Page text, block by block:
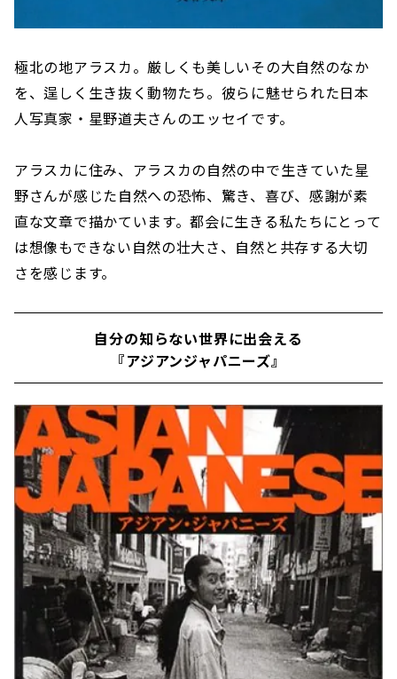
極北の地アラスカ。厳しくも美しいその大自然のなか
を、逞しく生き抜く動物たち。彼らに魅せられた日本
人写真家・星野道夫さんのエッセイです。
アラスカに住み、アラスカの自然の中で生きていた星
野さんが感じた自然への恐怖、驚き、喜び、感謝が素
直な文章で描かています。都会に生きる私たちにとって
は想像もできない自然の壮大さ、自然と共存する大切
さを感じます。
自分の知らない世界に出会える
『アジアンジャパニーズ』